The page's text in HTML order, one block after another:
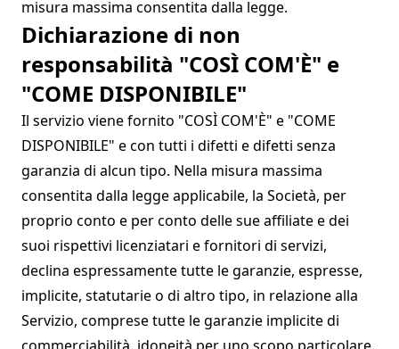
misura massima consentita dalla legge.
Dichiarazione di non
responsabilità "COSÌ COM'È" e
"COME DISPONIBILE"
Il servizio viene fornito "COSÌ COM'È" e "COME
DISPONIBILE" e con tutti i difetti e difetti senza
garanzia di alcun tipo. Nella misura massima
consentita dalla legge applicabile, la Società, per
proprio conto e per conto delle sue affiliate e dei
suoi rispettivi licenziatari e fornitori di servizi,
declina espressamente tutte le garanzie, espresse,
implicite, statutarie o di altro tipo, in relazione alla
Servizio, comprese tutte le garanzie implicite di